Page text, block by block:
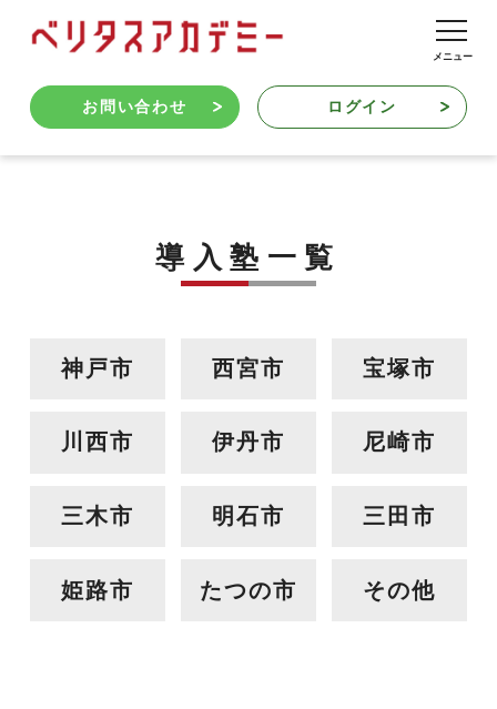
お問い合わせ ログイン
導入塾一覧
神戸市 西宮市 宝塚市
川西市 伊丹市 尼崎市
三木市 明石市 三田市
姫路市 たつの市 その他